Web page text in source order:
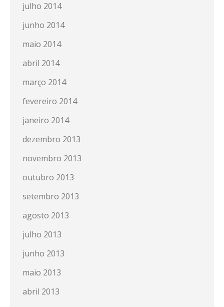
julho 2014
junho 2014
maio 2014
abril 2014
março 2014
fevereiro 2014
janeiro 2014
dezembro 2013
novembro 2013
outubro 2013
setembro 2013
agosto 2013
julho 2013
junho 2013
maio 2013
abril 2013